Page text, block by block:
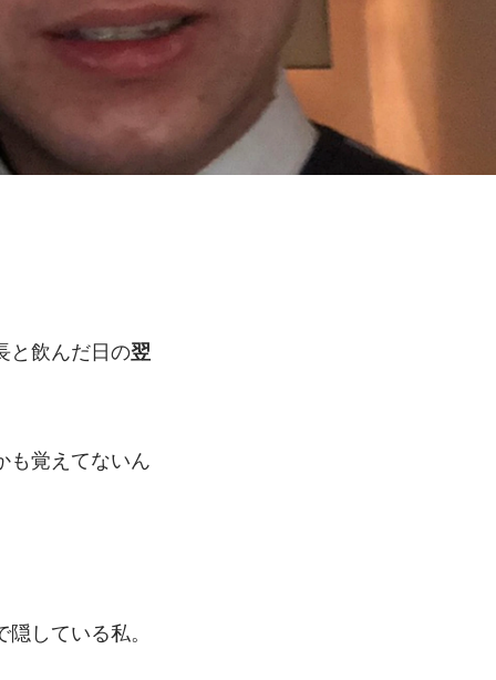
と飲んだ日の翌
も覚えてないん
している私。